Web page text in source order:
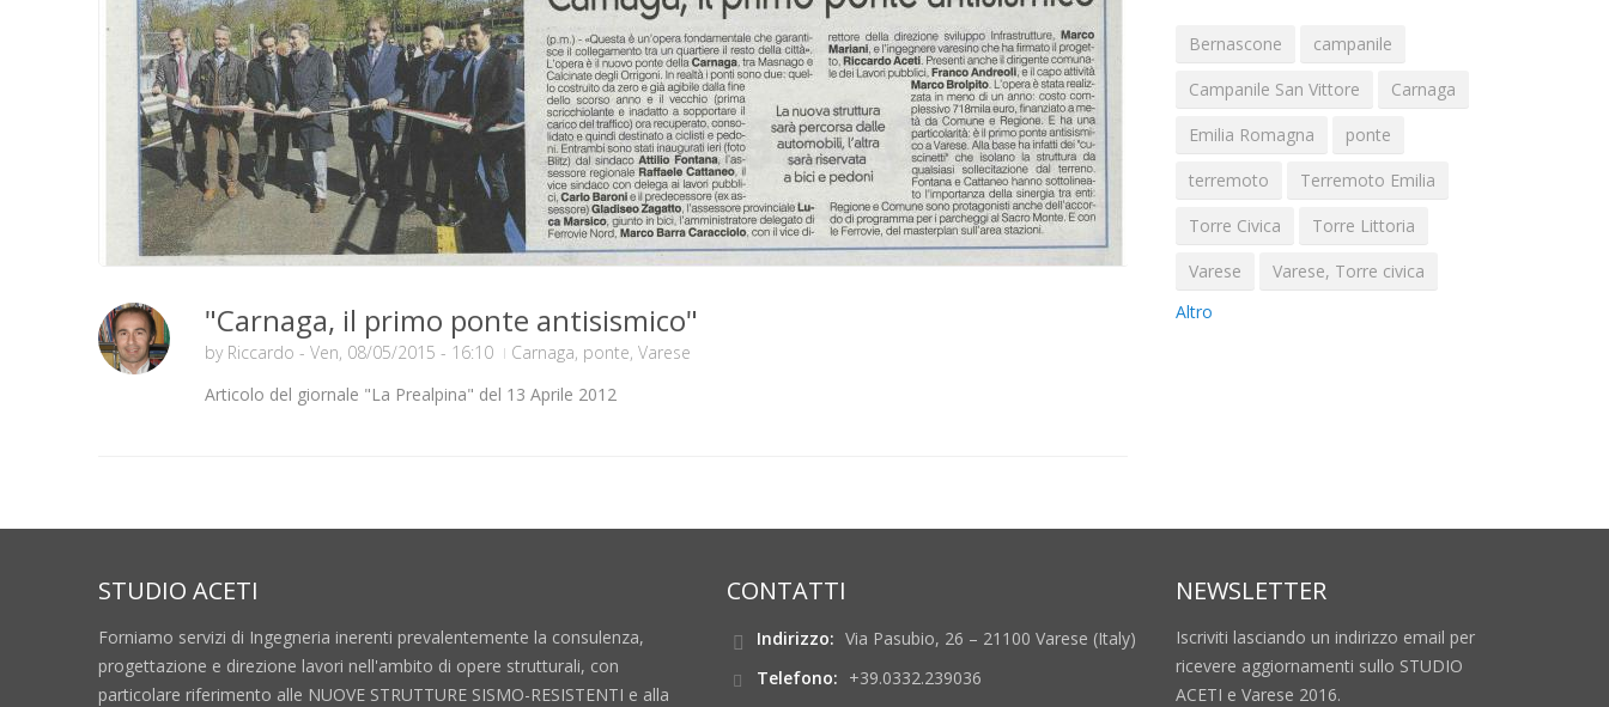
"Carnaga, il primo ponte antisismico"
by Riccardo - Ven, 08/05/2015 - 16:10 Carnaga, ponte, Varese
Articolo del giornale "La Prealpina" del 13 Aprile 2012
Bernascone
campanile
Campanile San Vittore
Carnaga
Emilia Romagna
ponte
terremoto
Terremoto Emilia
Torre Civica
Torre Littoria
Varese
Varese, Torre civica
Altro
STUDIO ACETI
Forniamo servizi di Ingegneria inerenti prevalentemente la consulenza,
progettazione e direzione lavori nell'ambito di opere strutturali, con
particolare riferimento alle NUOVE STRUTTURE SISMO-RESISTENTI e alla
CONTATTI
Indirizzo: Via Pasubio, 26 – 21100 Varese (Italy)
Telefono: +39.0332.239036
NEWSLETTER
Iscriviti lasciando un indirizzo email per
ricevere aggiornamenti sullo STUDIO
ACETI e Varese 2016.